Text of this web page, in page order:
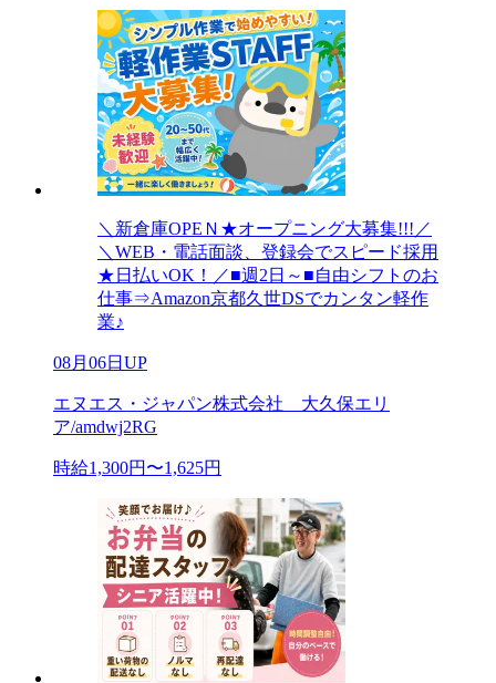
＼新倉庫OPEＮ★オープニング大募集!!!／
＼WEB・電話面談、登録会でスピード採用
★日払いOK！／■週2日～■自由シフトのお
仕事⇒Amazon京都久世DSでカンタン軽作
業♪
08月06日UP
エヌエス・ジャパン株式会社 大久保エリ
ア/amdwj2RG
時給1,300円〜1,625円